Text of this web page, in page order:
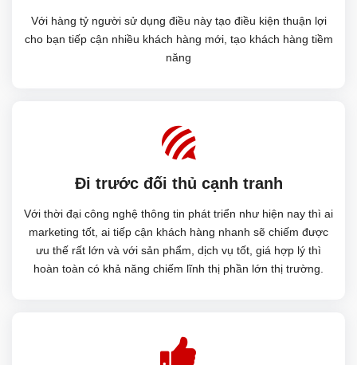
Với hàng tỷ người sử dụng điều này tạo điều kiện thuận lợi
cho bạn tiếp cận nhiều khách hàng mới, tạo khách hàng tiềm
năng
Đi trước đối thủ cạnh tranh
Với thời đại công nghệ thông tin phát triển như hiện nay thì ai
marketing tốt, ai tiếp cận khách hàng nhanh sẽ chiếm được
ưu thế rất lớn và với sản phẩm, dịch vụ tốt, giá hợp lý thì
hoàn toàn có khả năng chiếm lĩnh thị phần lớn thị trường.